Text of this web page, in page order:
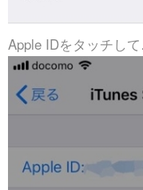
Apple IDをタッチし